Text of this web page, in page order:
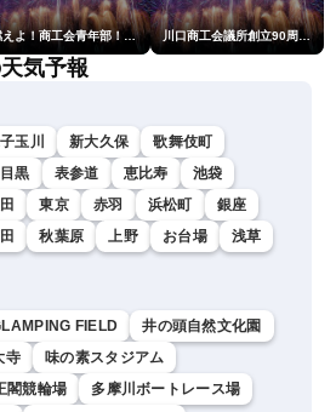
燃えよ！商工会青年部！！第23回こうのす花火大会 川口商工会議所創立90周年・青年部40周年・女性会30周年記念 第6回川口花火大会
気予報
玉川 新大久保
歌舞伎町
黒 表参道 恵比寿
池袋
東京 赤羽 浜松町
銀座
秋葉原 上野 お台場
浅草
FIELD
井の頭自然文化園
寺
味の素スタジアム
閣競輪場
多摩川ボートレース場